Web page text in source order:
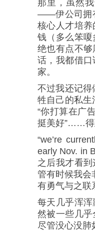
那里，虽然
——伊公司拥
核心人才培
钱（多么笨
绝也有点不
话，我都借
家。
不过我还记得
牲自己的私生
“你打算在广
挺美好”……得
“we’re
early Nov. in
之后我才看
管有时候我会
有勇气与之联
每天几乎浑
然被一些几
尽管没心没肺